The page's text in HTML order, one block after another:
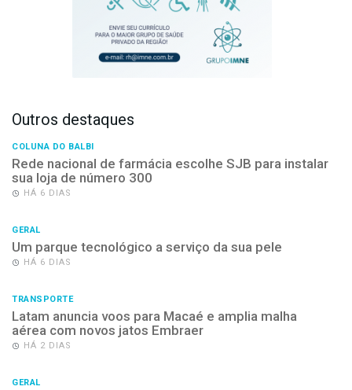
Outros destaques
COLUNA DO BALBI
Rede nacional de farmácia escolhe SJB para instalar
sua loja de número 300
HÁ 6 DIAS
GERAL
Um parque tecnológico a serviço da sua pele
HÁ 6 DIAS
TRANSPORTE
Latam anuncia voos para Macaé e amplia malha
aérea com novos jatos Embraer
HÁ 2 DIAS
GERAL